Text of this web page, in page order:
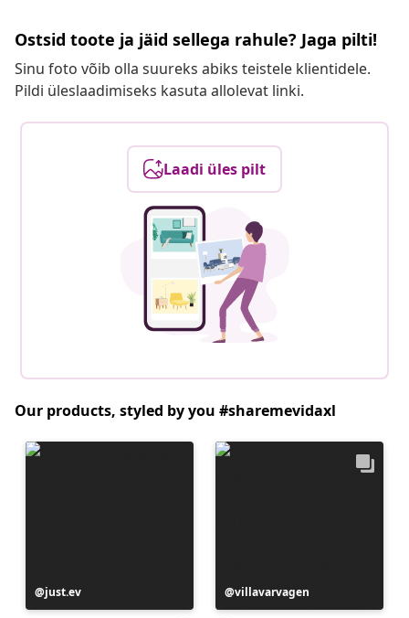
Ostsid toote ja jäid sellega rahule? Jaga pilti!
Sinu foto võib olla suureks abiks teistele klientidele.
Pildi üleslaadimiseks kasuta allolevat linki.
Laadi üles pilt
Our products, styled by you #sharemevidaxl
Postitus
avaldatud
just.ev
Postitus
avaldatud
villavarvagen